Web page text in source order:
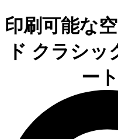
印刷可能な
ド クラシッ
ー